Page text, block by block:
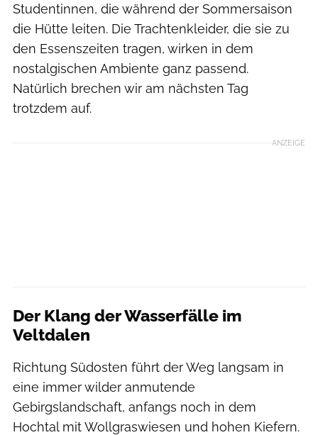
Studentinnen, die während der Sommersaison
die Hütte leiten. Die Trachtenkleider, die sie zu
den Essenszeiten tragen, wirken in dem
nostalgischen Ambiente ganz passend.
Natürlich brechen wir am nächsten Tag
trotzdem auf.
ANZEIGE
Der Klang der Wasserfälle im
Veltdalen
Richtung Südosten führt der Weg langsam in
eine immer wilder anmutende
Gebirgslandschaft, anfangs noch in dem
Hochtal mit Wollgraswiesen und hohen Kiefern.